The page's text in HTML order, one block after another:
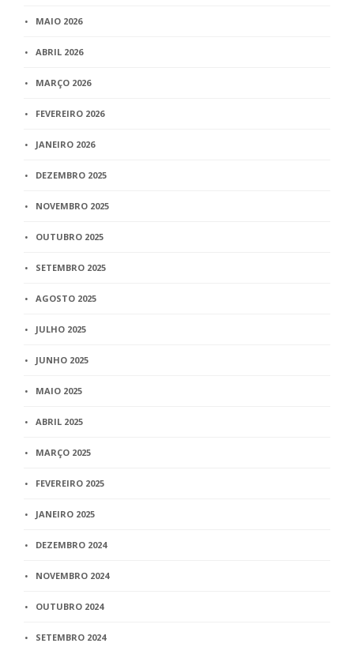
MAIO 2026
ABRIL 2026
MARÇO 2026
FEVEREIRO 2026
JANEIRO 2026
DEZEMBRO 2025
NOVEMBRO 2025
OUTUBRO 2025
SETEMBRO 2025
AGOSTO 2025
JULHO 2025
JUNHO 2025
MAIO 2025
ABRIL 2025
MARÇO 2025
FEVEREIRO 2025
JANEIRO 2025
DEZEMBRO 2024
NOVEMBRO 2024
OUTUBRO 2024
SETEMBRO 2024